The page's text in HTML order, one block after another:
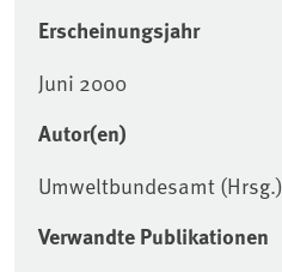
Erscheinungsjahr
Juni 2000
Autor(en)
Umweltbundesamt (Hrsg.)
Verwandte Publikationen